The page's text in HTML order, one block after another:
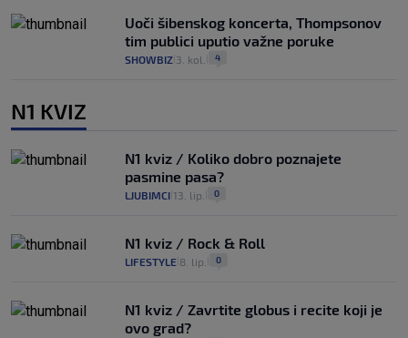
Uoči šibenskog koncerta, Thompsonov
tim publici uputio važne poruke
SHOWBIZ 3. kol. 4
N1 KVIZ
N1 kviz / Koliko dobro poznajete
pasmine pasa?
LJUBIMCI 13. lip. 0
N1 kviz / Rock & Roll
LIFESTYLE 8. lip. 0
N1 kviz / Zavrtite globus i recite koji je
ovo grad?